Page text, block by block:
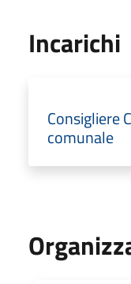
Incarichi
Consigliere
comunale